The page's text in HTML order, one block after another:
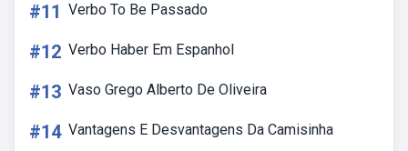
#11 Verbo To Be Passado
#12 Verbo Haber Em Espanhol
#13 Vaso Grego Alberto De Oliveira
#14 Vantagens E Desvantagens Da Camisinha